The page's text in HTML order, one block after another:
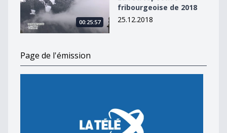
00:25:57
fribourgeoise de 2018
25.12.2018
Page de l'émission